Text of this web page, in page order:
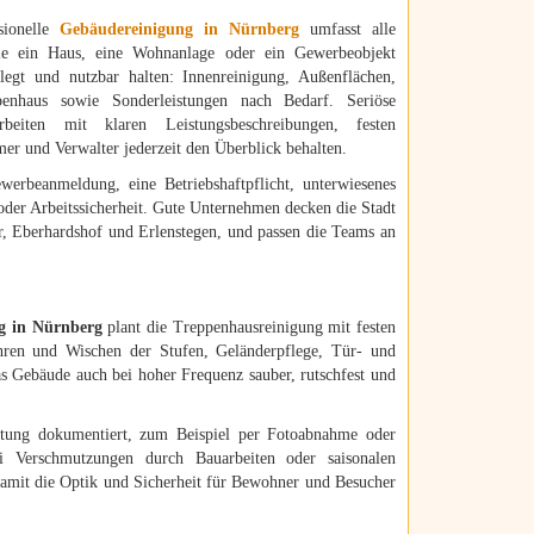
Gebäudereinigung in Nürnberg umfasst alle
ein Haus, eine Wohnanlage oder ein Gewerbeobjekt
und nutzbar halten: Innenreinigung, Außenflächen,
sowie Sonderleistungen nach Bedarf. Seriöse
mit klaren Leistungsbeschreibungen, festen
und Verwalter jederzeit den Überblick behalten.
eine Betriebshaftpflicht, unterwiesenes
Arbeitssicherheit. Gute Unternehmen decken die Stadt
und Erlenstegen, und passen die Teams an
in Nürnbergplant die Treppenhausreinigung mit festen
und Wischen der Stufen, Geländerpflege, Tür- und
auch bei hoher Frequenz sauber, rutschfest und
dokumentiert, zum Beispiel per Fotoabnahme oder
durch Bauarbeiten oder saisonalen
die Optik und Sicherheit für Bewohner und Besucher